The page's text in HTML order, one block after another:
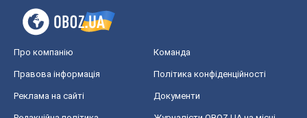
Про компанію Команда
Правова інформація Політика конфіденційності
Реклама на сайті Документи